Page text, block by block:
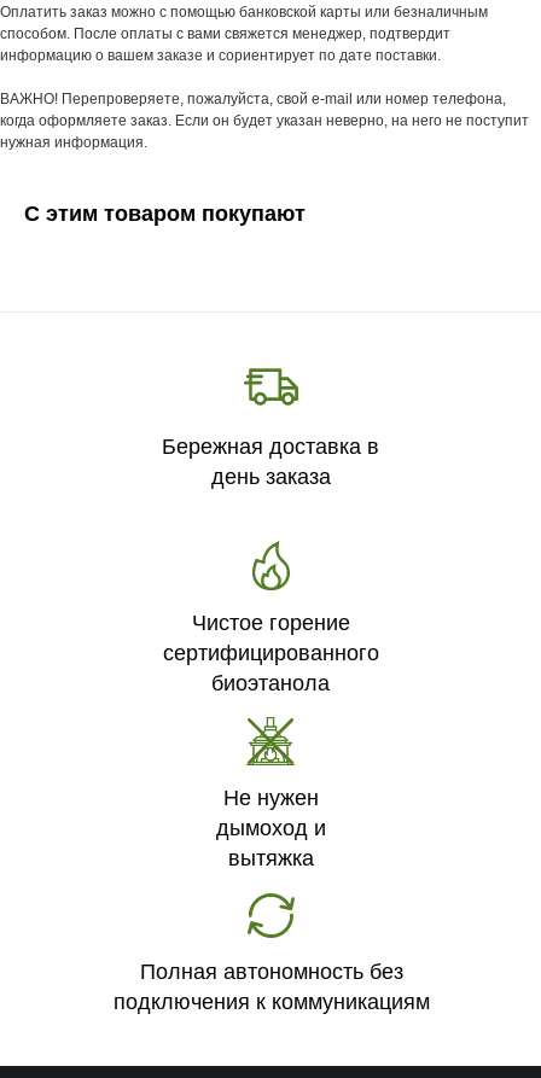
Оплатить заказ можно с помощью банковской карты или безналичным
способом. После оплаты с вами свяжется менеджер, подтвердит
информацию о вашем заказе и сориентирует по дате поставки.
ВАЖНО! Перепроверяете, пожалуйста, свой e-mail или номер телефона,
когда оформляете заказ. Если он будет указан неверно, на него не поступит
нужная информация.
С этим товаром покупают
Бережная доставка в
день заказа
Чистое горение
сертифицированного
биоэтанола
Не нужен
дымоход и
вытяжка
Полная автономность без
подключения к коммуникациям